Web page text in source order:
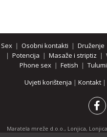
Sex| Osobni kontakti | Druženje
| Potencija | Masaže i striptiz |
Phone sex| Fetish |
Uvjeti korištenja | Kontakt |
Maratela mreže d.o.o., Lonjica,